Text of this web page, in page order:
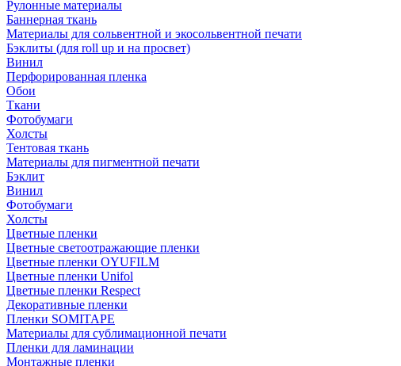
Рулонные материалы
Баннерная ткань
Материалы для сольвентной и экосольвентной печати
Бэклиты (для roll up и на просвет)
Винил
Перфорированная пленка
Обои
Ткани
Фотобумаги
Холсты
Тентовая ткань
Материалы для пигментной печати
Бэклит
Винил
Фотобумаги
Холсты
Цветные пленки
Цветные светоотражающие пленки
Цветные пленки OYUFILM
Цветные пленки Unifol
Цветные пленки Respect
Декоративные пленки
Пленки SOMITAPE
Материалы для сублимационной печати
Пленки для ламинации
Монтажные пленки